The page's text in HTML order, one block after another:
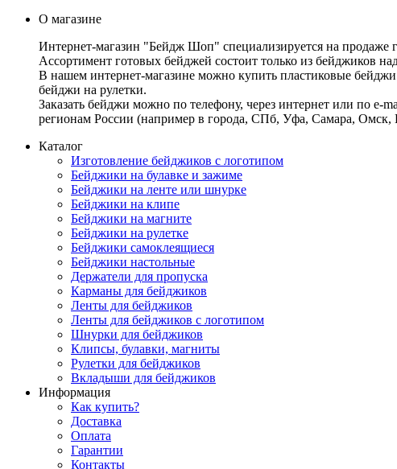
О магазине
Интернет-магазин "Бейдж Шоп" специализируется на продаже
Ассортимент готовых бейджей состоит только из бейджиков
В нашем интернет-магазине можно купить пластиковые
бейджи на рулетки.
Заказать бейджи можно по телефону, через интернет или по
регионам России (например в города, СПб, Уфа, Самара,
Каталог
Изготовление бейджиков с логотипом
Бейджики на булавке и зажиме
Бейджики на ленте или шнурке
Бейджики на клипе
Бейджики на магните
Бейджики на рулетке
Бейджики самоклеящиеся
Бейджики настольные
Держатели для пропуска
Карманы для бейджиков
Ленты для бейджиков
Ленты для бейджиков с логотипом
Шнурки для бейджиков
Клипсы, булавки, магниты
Рулетки для бейджиков
Вкладыши для бейджиков
Информация
Как купить?
Доставка
Оплата
Гарантии
Контакты